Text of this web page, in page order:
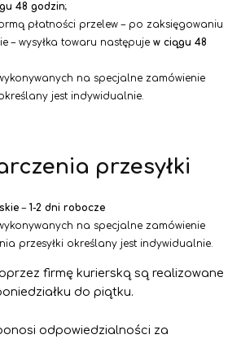
48 godzin;
płatności przelew – po zaksięgowaniu
– wysyłka towaru następuje w ciągu 48
na specjalne zamówienie
jest indywidualnie.
przesyłki
– 1-2 dni robocze
na specjalne zamówienie
przesyłki określany jest indywidualnie.
firmę kurierską są realizowane
do piątku.
odpowiedzialności za